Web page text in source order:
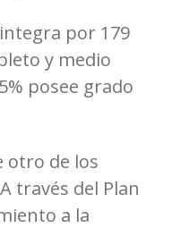
por 179
y medio
posee grado
otro de los
través del Plan
a la